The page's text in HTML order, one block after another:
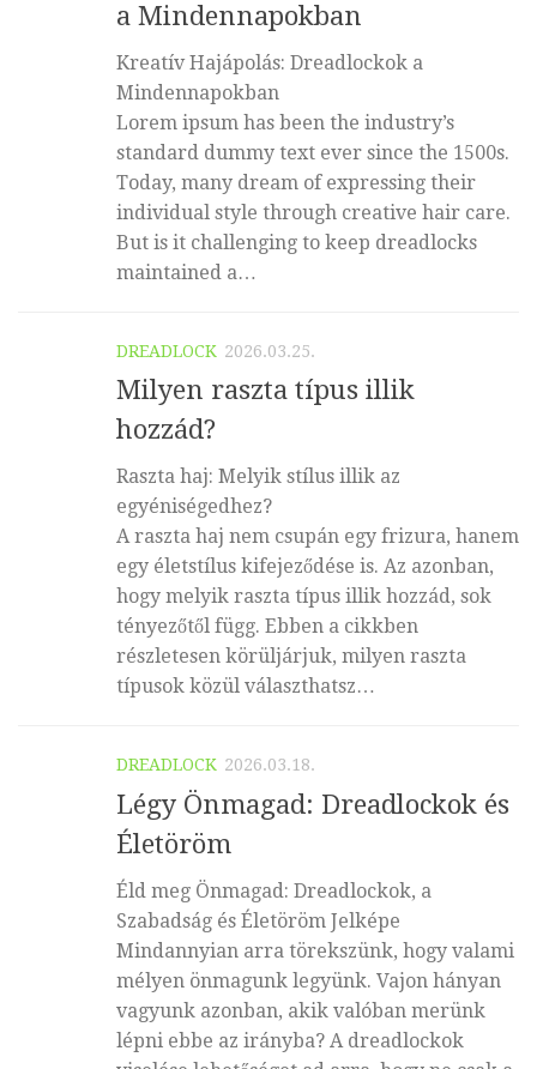
a Mindennapokban
Kreatív Hajápolás: Dreadlockok a
Mindennapokban
Lorem ipsum has been the industry’s
standard dummy text ever since the 1500s.
Today, many dream of expressing their
individual style through creative hair care.
But is it challenging to keep dreadlocks
maintained a…
DREADLOCK 2026.03.25.
Milyen raszta típus illik
hozzád?
Raszta haj: Melyik stílus illik az
egyéniségedhez?
A raszta haj nem csupán egy frizura, hanem
egy életstílus kifejeződése is. Az azonban,
hogy melyik raszta típus illik hozzád, sok
tényezőtől függ. Ebben a cikkben
részletesen körüljárjuk, milyen raszta
típusok közül választhatsz…
DREADLOCK 2026.03.18.
Légy Önmagad: Dreadlockok és
Életöröm
Éld meg Önmagad: Dreadlockok, a
Szabadság és Életöröm Jelképe
Mindannyian arra törekszünk, hogy valami
mélyen önmagunk legyünk. Vajon hányan
vagyunk azonban, akik valóban merünk
lépni ebbe az irányba? A dreadlockok